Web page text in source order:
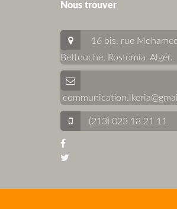
Nous trouver
16 bis, rue
Bettouche, Rostomia. Alger.
(213) 023 18 21 11